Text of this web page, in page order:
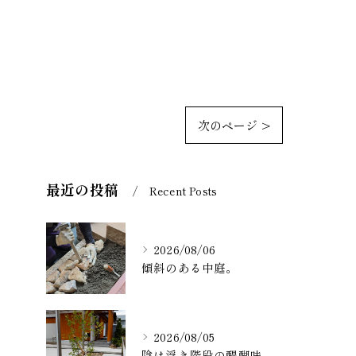
次のページ >
最近の投稿 Recent Posts
2026/08/06
傾斜のある中庭。
2026/08/05